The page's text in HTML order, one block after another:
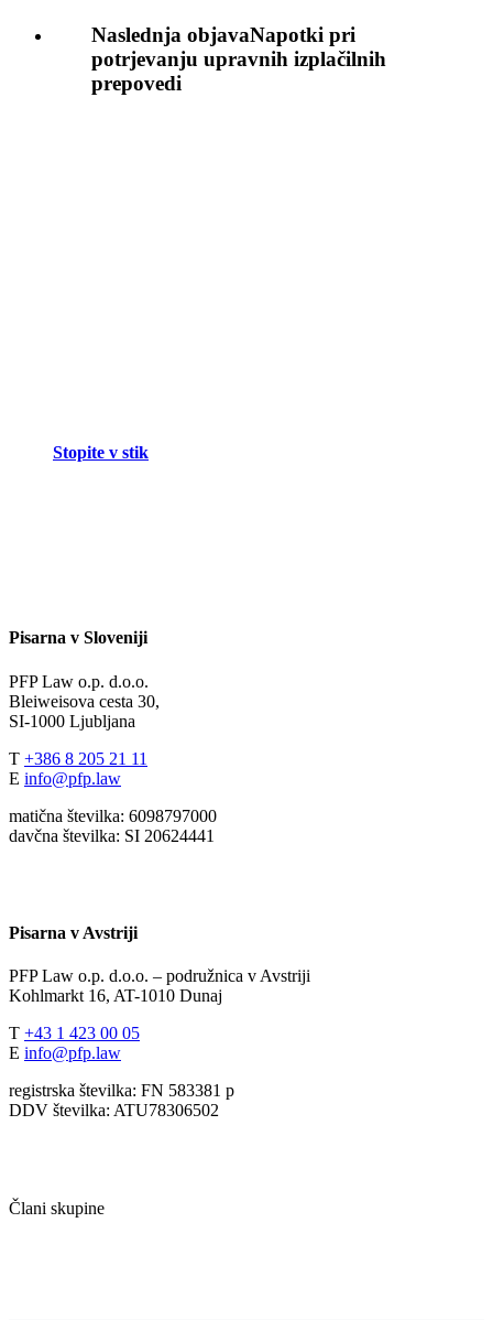
Naslednja objavaNapotki pri
potrjevanju upravnih izplačilnih
prepovedi
Stopite v stik
Pisarna v Sloveniji
PFP Law o.p. d.o.o.
Bleiweisova cesta 30,
SI-1000 Ljubljana
T +386 8 205 21 11
E info@pfp.law
matična številka: 6098797000
davčna številka: SI 20624441
Pisarna v Avstriji
PFP Law o.p. d.o.o. – podružnica v Avstriji
Kohlmarkt 16, AT-1010 Dunaj
T +43 1 423 00 05
E info@pfp.law
registrska številka: FN 583381 p
DDV številka: ATU78306502
Člani skupine